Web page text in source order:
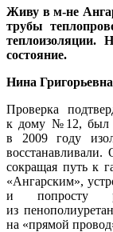
Живу в м-не
трубы
теплоизоляции.
состояние.
Нина
Проверка
к дому №12, был
в 2009 году
сокращая путь к
«Ангарским»,
и попросту
из
на «прямой